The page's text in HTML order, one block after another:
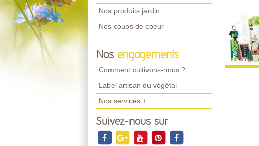
Nos produits jardin
Nos coups de coeur
Nos engagements
Comment cultivons-nous ?
Label artisan du végétal
Nos services +
Suivez-nous sur